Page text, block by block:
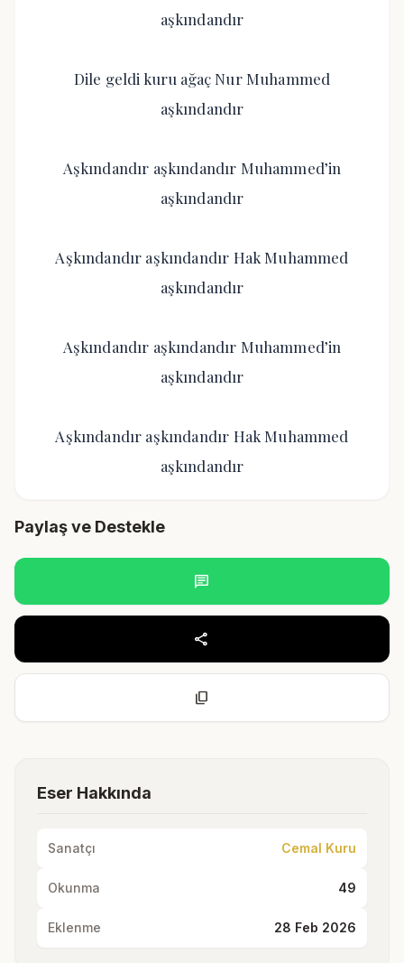
aşkındandır
Dile geldi kuru ağaç Nur Muhammed
aşkındandır
Aşkındandır aşkındandır Muhammed’in
aşkındandır
Aşkındandır aşkındandır Hak Muhammed
aşkındandır
Aşkındandır aşkındandır Muhammed’in
aşkındandır
Aşkındandır aşkındandır Hak Muhammed
aşkındandır
Paylaş ve Destekle
chat
share
content_copy
Eser Hakkında
Sanatçı Cemal Kuru
Okunma 49
Eklenme 28 Feb 2026